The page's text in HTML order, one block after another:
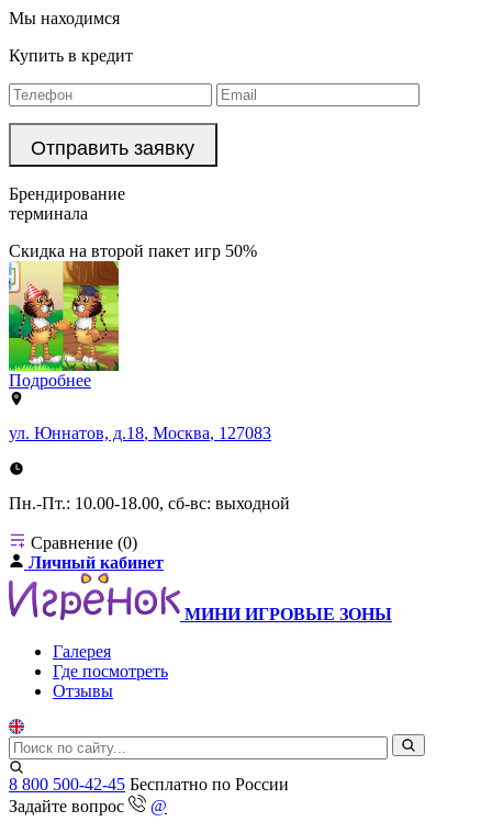
Мы находимся
Купить в кредит
Брендирование
терминала
Скидка на второй пакет игр 50%
Подробнее
ул. Юннатов, д.18, Москва, 127083
Пн.-Пт.: 10.00-18.00, сб-вс: выходной
Сравнение (0)
Личный кабинет
МИНИ ИГРОВЫЕ ЗОНЫ
Галерея
Где посмотреть
Отзывы
8 800 500-42-45 Бесплатно по России
Задайте вопрос
@